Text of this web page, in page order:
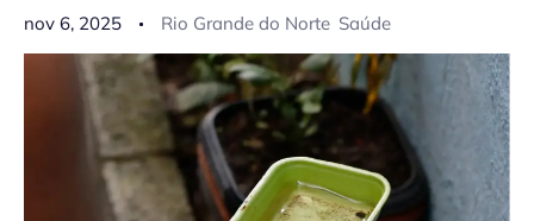
nov 6, 2025 Rio Grande do Norte Saúde